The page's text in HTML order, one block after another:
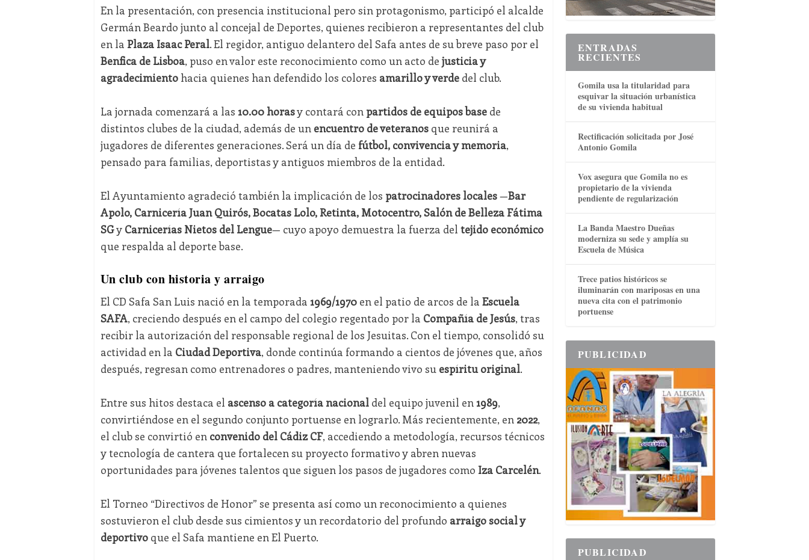
En la presentación, con presencia institucional pero sin protagonismo, participó el alcalde
Germán Beardo junto al concejal de Deportes, quienes recibieron a representantes del club
en la Plaza Isaac Peral. El regidor, antiguo delantero del Safa antes de su breve paso por el
Benfica de Lisboa, puso en valor este reconocimiento como un acto de justicia y
agradecimientohacia quienes han defendido los colores amarillo y verdedel club.
La jornada comenzará a las 10.00 horasy contará con partidos de equipos basede
distintos clubes de la ciudad, además de un encuentro de veteranosque reunirá a
jugadores de diferentes generaciones. Será un día de fútbol, convivencia y memoria,
pensado para familias, deportistas y antiguos miembros de la entidad.
El Ayuntamiento agradeció también la implicación de los patrocinadores locales—Bar
Apolo, Carnicería Juan Quirós, Bocatas Lolo, Retinta, Motocentro, Salón de Belleza Fátima
SGy Carnicerías Nietos del Lengue— cuyo apoyo demuestra la fuerza del tejido económico
que respalda al deporte base.
Un club con historia y arraigo
El CD Safa San Luis nació en la temporada 1969/1970en el patio de arcos de la Escuela
SAFA, creciendo después en el campo del colegio regentado por la Compañía de Jesús, tras
recibir la autorización del responsable regional de los Jesuitas. Con el tiempo, consolidó su
actividad en la Ciudad Deportiva, donde continúa formando a cientos de jóvenes que, años
después, regresan como entrenadores o padres, manteniendo vivo su espíritu original.
Entre sus hitos destaca el ascenso a categoría nacionaldel equipo juvenil en1989,
convirtiéndose en el segundo conjunto portuense en lograrlo. Más recientemente, en 2022,
el club se convirtió en convenido del Cádiz CF, accediendo a metodología, recursos técnicos
y tecnología de cantera que fortalecen su proyecto formativo y abren nuevas
oportunidades para jóvenes talentos que siguen los pasos de jugadores como Iza Carcelén.
El Torneo “Directivos de Honor” se presenta así como un reconocimiento a quienes
sostuvieron el club desde sus cimientos y un recordatorio del profundo arraigo social y
deportivoque el Safa mantiene en El Puerto.
ENTRADAS
RECIENTES
Gomila usa la titularidad para
esquivar la situación urbanística
de su vivienda habitual
Rectificación solicitada por José
Antonio Gomila
Vox asegura que Gomila no es
propietario de la vivienda
pendiente de regularización
La Banda Maestro Dueñas
moderniza su sede y amplía su
Escuela de Música
Trece patios históricos se
iluminarán con mariposas en una
nueva cita con el patrimonio
portuense
PUBLICIDAD
PUBLICIDAD